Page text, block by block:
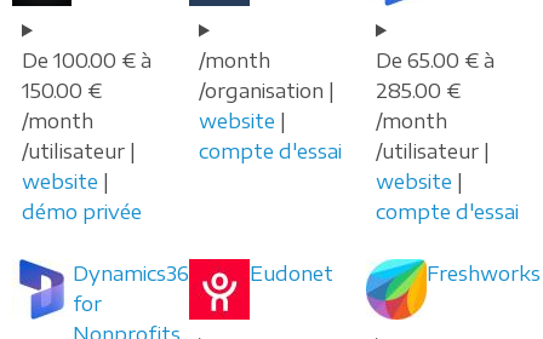
De 100.00 € à
150.00 €
/month
/utilisateur |
website |
démo privée
/month
/organisation |
website |
compte d'essai
De 65.00 € à
285.00 €
/month
/utilisateur |
website |
compte d'essai
Dynamics365
for
Nonprofits
Eudonet Freshworks